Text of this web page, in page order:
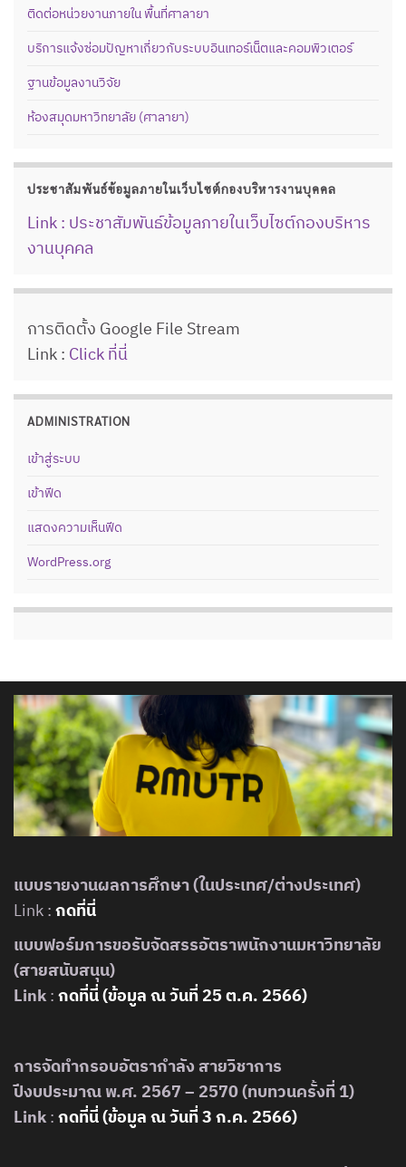
ติดต่อหน่วยงานภายใน พื้นที่ศาลายา
บริการแจ้งซ่อมปัญหาเกี่ยวกับระบบอินเทอร์เน็ตและคอมพิวเตอร์
ฐานข้อมูลงานวิจัย
ห้องสมุดมหาวิทยาลัย (ศาลายา)
ประชาสัมพันธ์ข้อมูลภายในเว็บไซต์กองบริหารงานบุคคล
Link : ประชาสัมพันธ์ข้อมูลภายในเว็บไซต์กองบริหาร
งานบุคคล
การติดตั้ง Google File Stream
Link : Click ที่นี่
ADMINISTRATION
เข้าสู่ระบบ
เข้าฟีด
แสดงความเห็นฟีด
WordPress.org
แบบรายงานผลการศึกษา (ในประเทศ/ต่างประเทศ)
Link : กดที่นี่
แบบฟอร์มการขอรับจัดสรรอัตราพนักงานมหาวิทยาลัย
(สายสนับสนุน)
Link : กดที่นี่ (ข้อมูล ณ วันที่ 25 ต.ค. 2566)
การจัดทำกรอบอัตรากำลัง สายวิชาการ
ปีงบประมาณ พ.ศ. 2567 – 2570 (ทบทวนครั้งที่ 1)
Link : กดที่นี่ (ข้อมูล ณ วันที่ 3 ก.ค. 2566)